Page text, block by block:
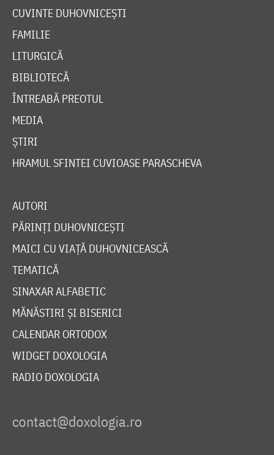
CUVINTE DUHOVNICEȘTI
FAMILIE
LITURGICĂ
BIBLIOTECĂ
ÎNTREABĂ PREOTUL
MEDIA
ȘTIRI
HRAMUL SFINTEI CUVIOASE PARASCHEVA
AUTORI
PĂRINȚI DUHOVNICEȘTI
MAICI CU VIAȚĂ DUHOVNICEASCĂ
TEMATICĂ
SINAXAR ALFABETIC
MĂNĂSTIRI ȘI BISERICI
CALENDAR ORTODOX
WIDGET DOXOLOGIA
RADIO DOXOLOGIA